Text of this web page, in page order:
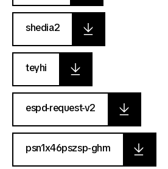
shedia2
teyhi
espd-request-v2
psn1x46pszsp-ghm